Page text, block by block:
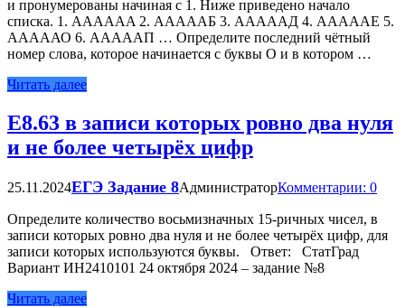
и пронумерованы начиная с 1. Ниже приведено начало
списка. 1. AAAAAA 2. АААААБ 3. АААААД 4. AAAAAE 5.
АААААО 6. АААААП … Определите последний чётный
номер слова, которое начинается с буквы О и в котором …
Читать далее
Е8.63 в записи которых ровно два нуля
и не более четырёх цифр
25.11.2024ЕГЭ Задание 8АдминистраторКомментарии: 0
Определите количество восьмизначных 15-ричных чисел, в
записи которых ровно два нуля и не более четырёх цифр, для
записи которых используются буквы. Ответ: СтатГрад
Вариант ИН2410101 24 октября 2024 – задание №8
Читать далее